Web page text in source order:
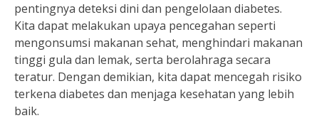
pentingnya deteksi dini dan pengelolaan diabetes.
Kita dapat melakukan upaya pencegahan seperti
mengonsumsi makanan sehat, menghindari makanan
tinggi gula dan lemak, serta berolahraga secara
teratur. Dengan demikian, kita dapat mencegah risiko
terkena diabetes dan menjaga kesehatan yang lebih
baik.